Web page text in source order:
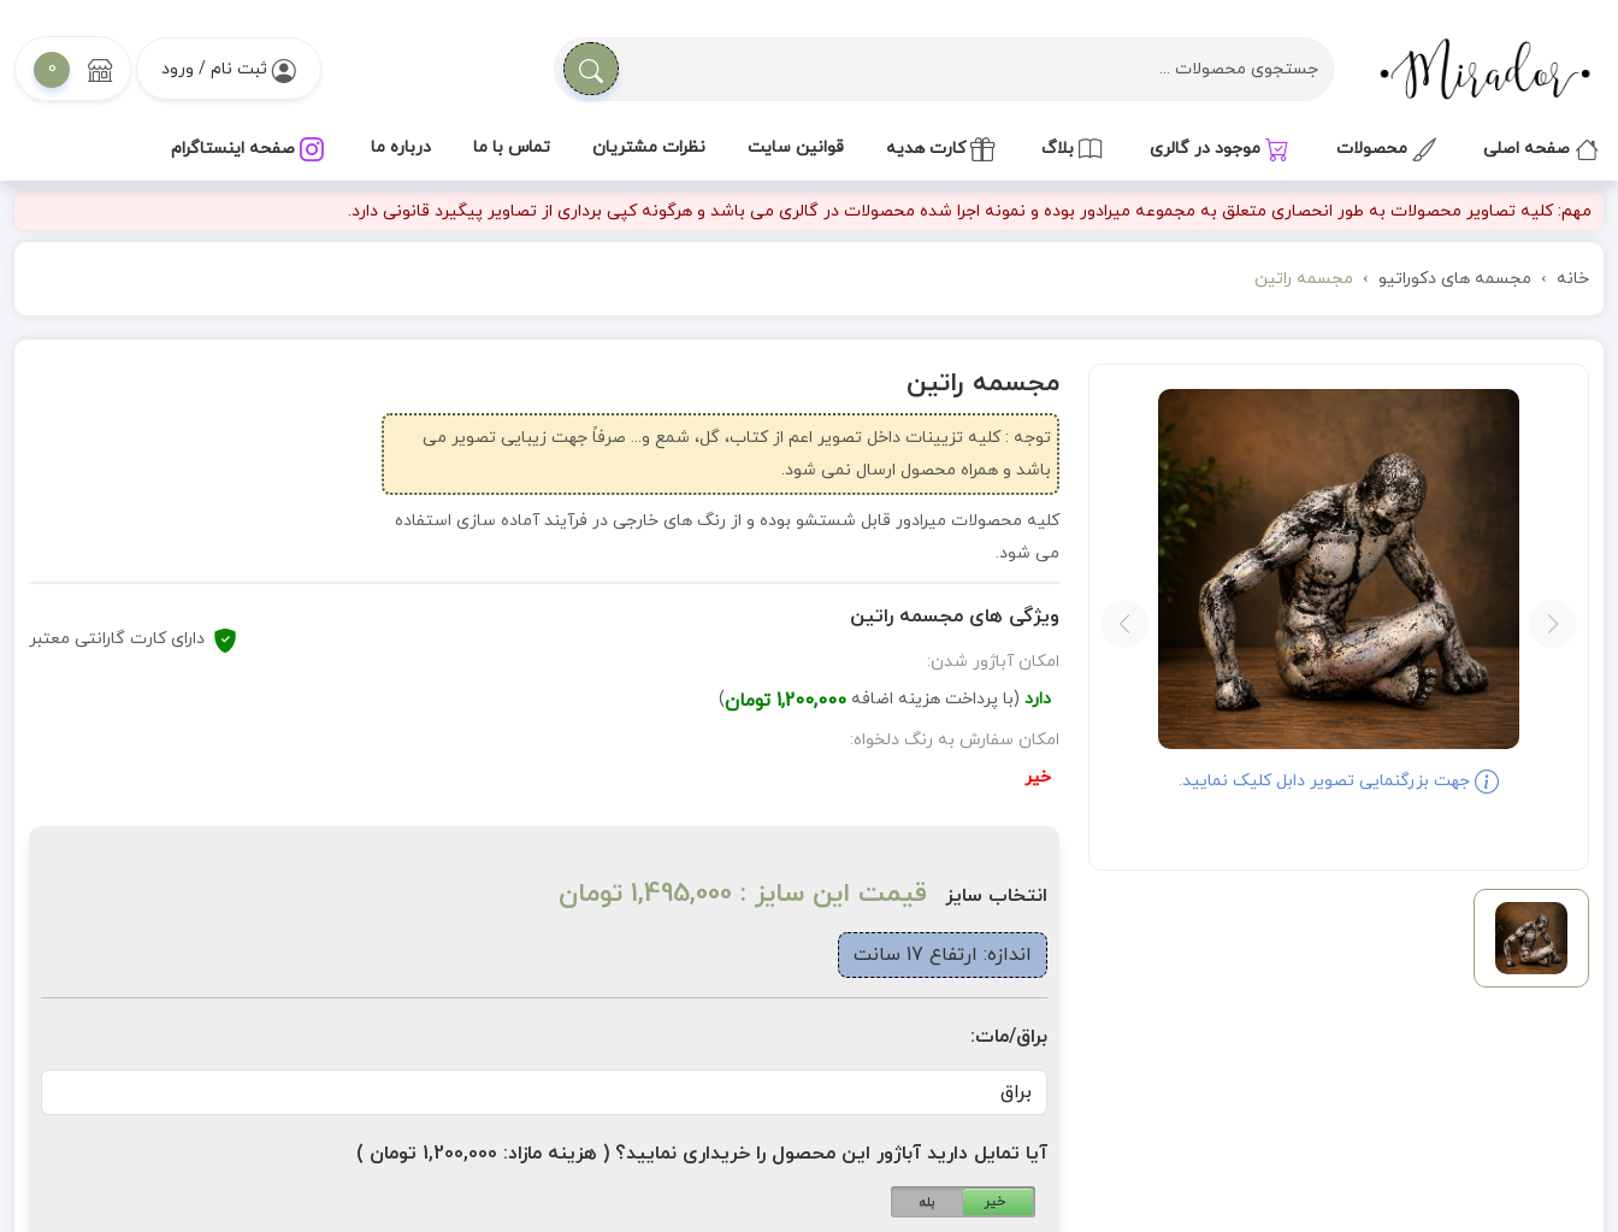
ثبت نام / ورود 0
صفحه اصلی محصولات موجود در گالری بلاگ کارت هدیه قوانین سایت نظرات مشتریان تماس با ما درباره ما صفحه اینستاگرام
مهم: کلیه تصاویر محصولات به طور انحصاری متعلق به مجموعه میرادور بوده و نمونه اجرا شده محصولات در گالری می باشد و هرگونه کپی برداری از تصاویر پیگیرد قانونی دارد.
خانه مجسمه های دکوراتیو مجسمه راتین
جهت بزرگنمایی تصویر دابل کلیک نمایید.
مجسمه راتین
توجه : کلیه تزیینات داخل تصویر اعم از کتاب، گل، شمع و... صرفاً جهت زیبایی تصویر می
باشد و همراه محصول ارسال نمی شود.
کلیه محصولات میرادور قابل شستشو بوده و از رنگ های خارجی در فرآیند آماده سازی استفاده
می شود.
ویژگی های مجسمه راتین
امکان آباژور شدن:
دارد (با پرداخت هزینه اضافه 1,200,000 تومان
)
امکان سفارش به رنگ دلخواه:
خیر
دارای کارت گارانتی معتبر
انتخاب سایز قیمت این سایز : 1,495,000 تومان
اندازه: ارتفاع 17 سانت
براق/مات:
آیا تمایل دارید آباژور این محصول را خریداری نمایید؟ ( هزینه مازاد: 1,200,000 تومان )
بله خیر